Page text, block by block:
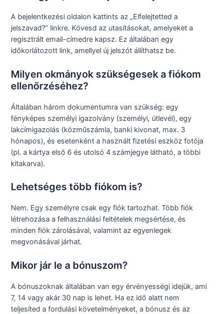
A bejelentkezési oldalon kattints az „Elfelejtetted a
jelszavad?” linkre. Kövesd az utasításokat, amelyeket a
regisztrált email-címedre kapsz. Ez általában egy
időkorlátozott link, amellyel új jelszót állíthatsz be.
Milyen okmányok szükségesek a fiókom
ellenőrzéséhez?
Általában három dokumentumra van szükség: egy
fényképes személyi igazolvány (személyi, útlevél), egy
lakcímigazolás (közműszámla, banki kivonat, max. 3
hónapos), és esetenként a használt fizetési eszköz fotója
(pl. a kártya első 6 és utolsó 4 számjegye látható, a többi
kitakarva).
Lehetséges több fiókom is?
Nem. Egy személyre csak egy fiók tartozhat. Több fiók
létrehozása a felhasználási feltételek megsértése, és
minden fiók zárolásával, valamint az egyenlegek
megvonásával járhat.
Mikor jár le a bónuszom?
A bónuszoknak általában van egy érvényességi idejük, ami
7, 14 vagy akár 30 nap is lehet. Ha ez idő alatt nem
teljesíted a fordulási követelményeket, a bónusz és az